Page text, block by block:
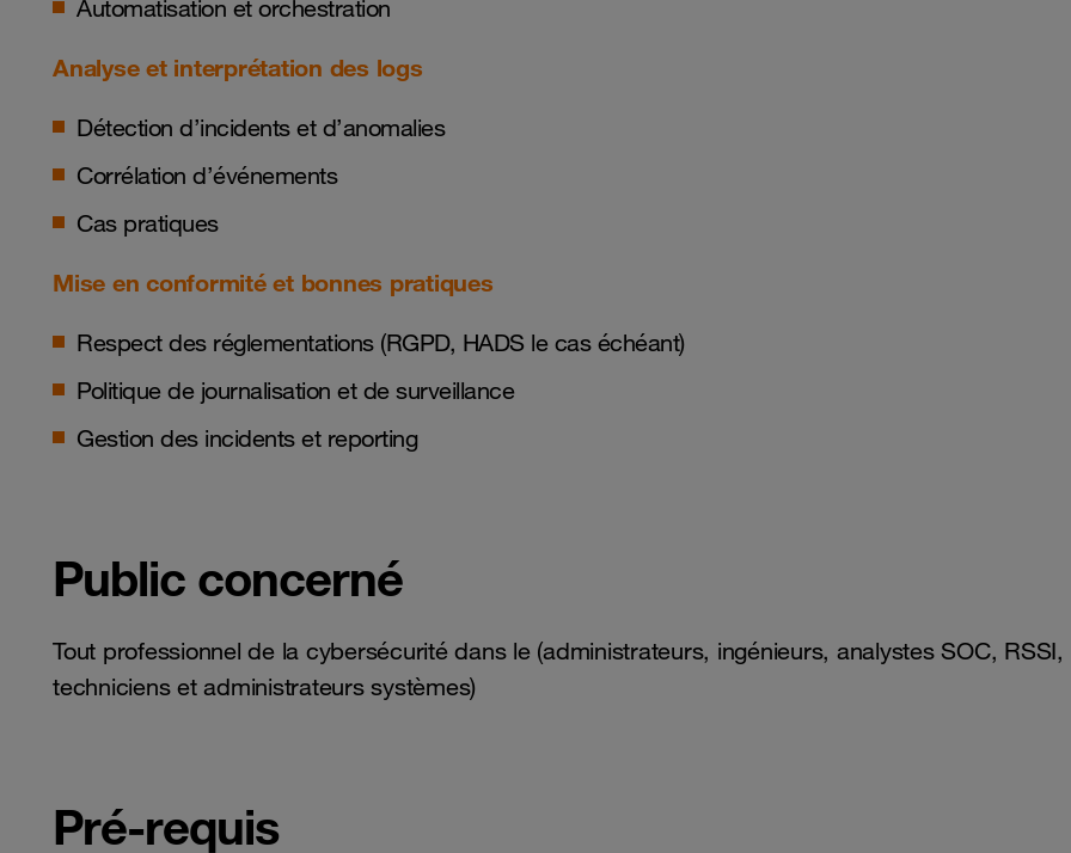
Automatisation et orchestration
Analyse et interprétation des logs
Détection d’incidents et d’anomalies
Corrélation d’événements
Cas pratiques
Mise en conformité et bonnes pratiques
Respect des réglementations (RGPD, HADS le cas échéant)
Politique de journalisation et de surveillance
Gestion des incidents et reporting
Public concerné
Tout professionnel de la cybersécurité dans le (administrateurs, ingénieurs, analystes SOC, RSSI,
techniciens et administrateurs systèmes)
Pré-requis